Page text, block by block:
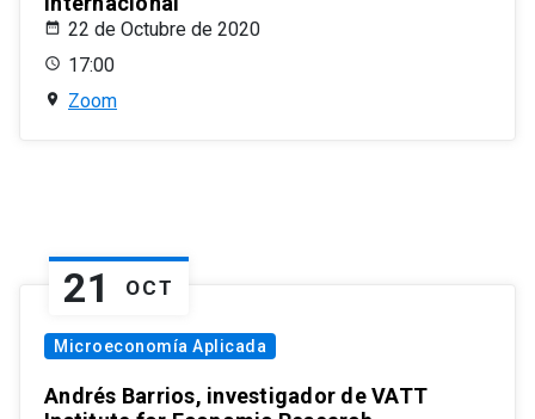
22 de Octubre de 2020
17:00
Zoom
21 OCT
Microeconomía Aplicada
Andrés Barrios, investigador de VATT